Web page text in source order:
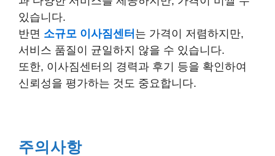
있습니다.
반면 소규모 이사짐센터 는 가격이 저렴하지만,
서비스 품질이 균일하지 않을 수 있습니다.
또한, 이사짐센터의 경력과 후기 등을 확인하여
신뢰성을 평가하는 것도 중요합니다.
주의사항